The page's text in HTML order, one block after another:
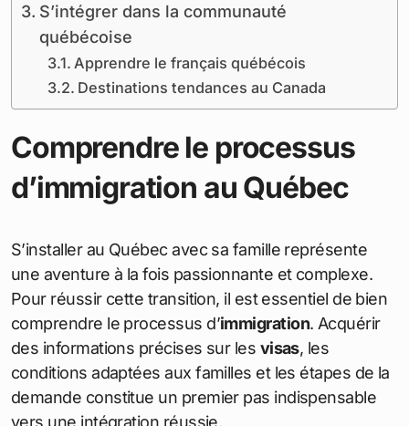
S’intégrer dans la communauté
québécoise
Apprendre le français québécois
Destinations tendances au Canada
Comprendre le processus
d’immigration au Québec
S’installer au Québec avec sa famille représente
une aventure à la fois passionnante et complexe.
Pour réussir cette transition, il est essentiel de bien
comprendre le processus d’immigration. Acquérir
des informations précises sur les visas, les
conditions adaptées aux familles et les étapes de la
demande constitue un premier pas indispensable
vers une intégration réussie.